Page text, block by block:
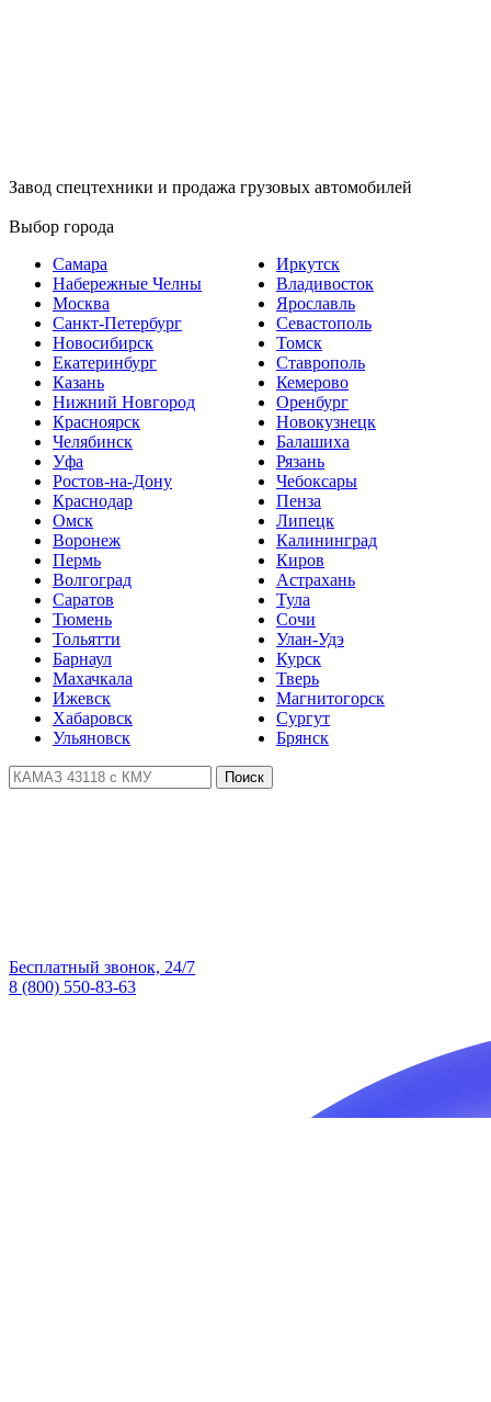
Завод спецтехники и продажа грузовых автомобилей
Выбор города
Самара
Набережные Челны
Москва
Санкт-Петербург
Новосибирск
Екатеринбург
Казань
Нижний Новгород
Красноярск
Челябинск
Уфа
Ростов-на-Дону
Краснодар
Омск
Воронеж
Пермь
Волгоград
Саратов
Тюмень
Тольятти
Барнаул
Махачкала
Ижевск
Хабаровск
Ульяновск
Иркутск
Владивосток
Ярославль
Севастополь
Томск
Ставрополь
Кемерово
Оренбург
Новокузнецк
Балашиха
Рязань
Чебоксары
Пенза
Липецк
Калининград
Киров
Астрахань
Тула
Сочи
Улан-Удэ
Курск
Тверь
Магнитогорск
Сургут
Брянск
Поиск
Бесплатный звонок, 24/7
8 (800) 550-83-63